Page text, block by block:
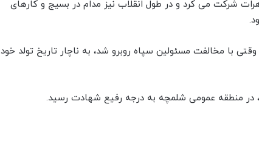
شرکت می کرد و در طول انقلاب نیز مدام در بسیج و کارهای
با مخالفت مسئولین سپاه روبرو شد، به ناچار تاریخ تولد خود